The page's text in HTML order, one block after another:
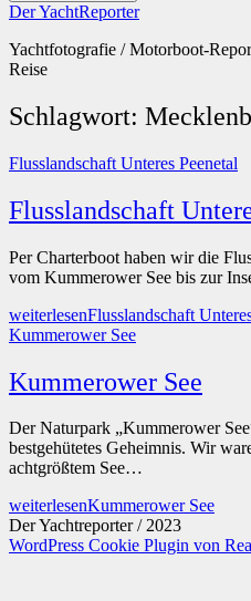
Der YachtReporter
Yachtfotografie / Motorboot-
Reise
Schlagwort:
Flusslandschaft Unteres Peenetal
Flusslandschaft
Per Charterboot haben wir die
vom Kummerower See bis zur
weiterlesenFlusslandschaft
Kummerower See
Kummerower See
Der Naturpark „Kummerower
bestgehütetes Geheimnis. Wir
achtgrößtem See…
weiterlesenKummerower See
Der Yachtreporter / 2023
WordPress Cookie Plugin von